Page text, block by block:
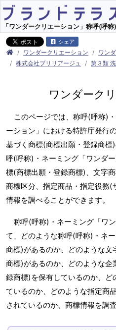
「ワンダークリエーション」称呼(呼
シェア
ワンダークリエーション
ワン
株式会社ブリリアージュ
第３類
ワンダーク
このページでは、称呼(呼称)
ーション」における特許庁発行
基づく商標(商標出願・登録商
呼(呼称)・ネーミング「ワンダ
標(商標出願・登録商標)、文字
商標区分、指定商品・指定役務(
情報を調べることができます。
称呼(呼称)・ネーミング「ワ
て、どのような称呼(呼称)・ネ
商標)があるのか、どのような
商標)があるのか、どのような
録商標)を保有しているのか、
ているのか、どのような指定商
されているのか、商標情報を調